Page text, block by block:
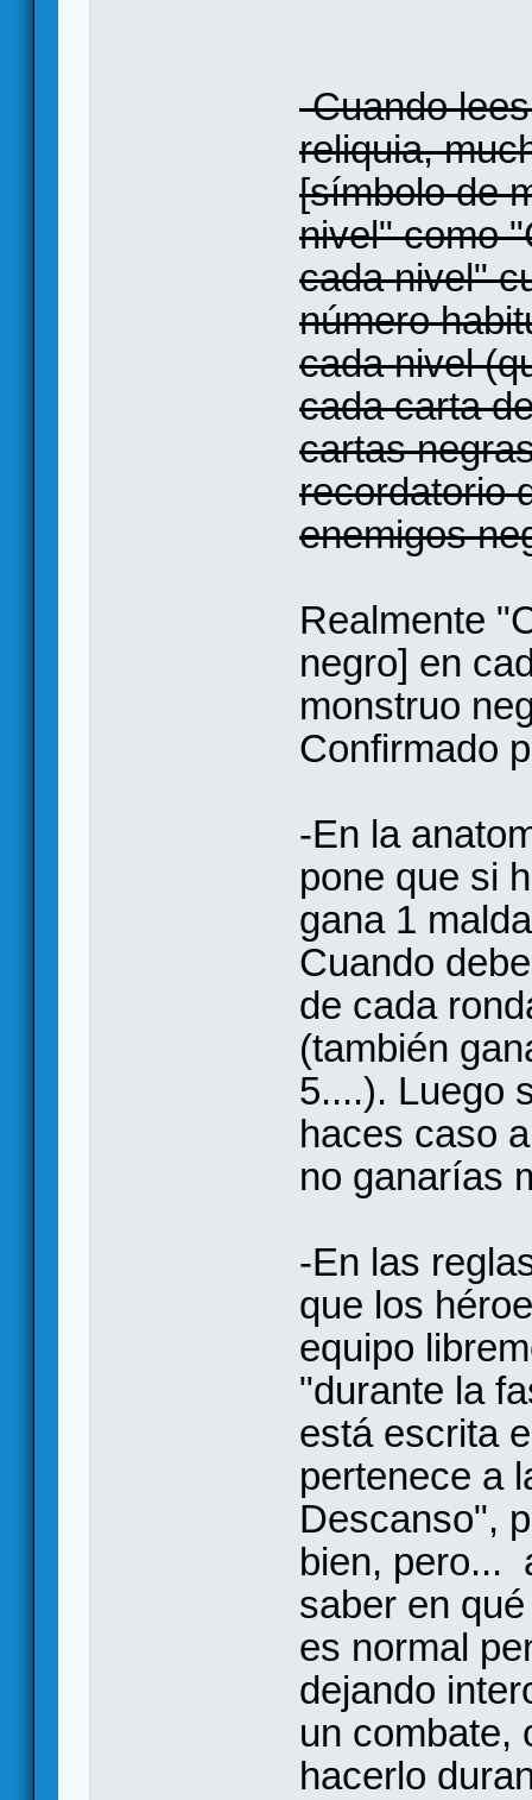
-Cuando
reliquia,
[símbolo de
nivel" como
cada nivel"
número
cada nivel
cada carta
cartas
recordatorio
enemigos
Realmente
negro] en
monstruo
Confirmado
-En la
pone que si
gana 1
Cuando
de cada
(también
5....). Luego
haces caso
no ganarías
-En las
que los
equipo
"durante la
está escrita
pertenece a
Descanso",
bien, pero...
saber en
es normal
dejando
un combate,
hacerlo